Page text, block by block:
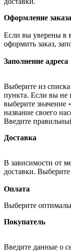
Оформление
Если вы уверены в
оформить заказ,
Заполнение адреса
Выберите из
пункта. Если вы не
выберите
название своего
Введите
Доставка
В зависимости от
доставки.
Оплата
Выберите
Покупатель
Введите данные о